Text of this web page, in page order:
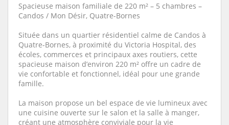
Spacieuse maison familiale de 220 m² – 5 chambres –
Candos / Mon Désir, Quatre-Bornes
Située dans un quartier résidentiel calme de Candos à
Quatre-Bornes, à proximité du Victoria Hospital, des
écoles, commerces et principaux axes routiers, cette
spacieuse maison d’environ 220 m² offre un cadre de
vie confortable et fonctionnel, idéal pour une grande
famille.
La maison propose un bel espace de vie lumineux avec
une cuisine ouverte sur le salon et la salle à manger,
créant une atmosphère conviviale pour la vie